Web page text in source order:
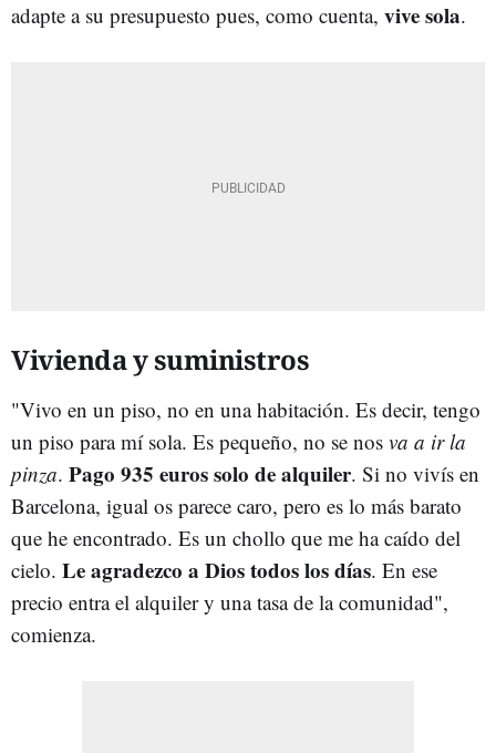
adapte a su presupuesto pues, como cuenta, vive sola.
Vivienda y suministros
"Vivo en un piso, no en una habitación. Es decir, tengo
un piso para mí sola. Es pequeño, no se nos va a ir la
pinza. Pago 935 euros solo de alquiler. Si no vivís en
Barcelona, igual os parece caro, pero es lo más barato
que he encontrado. Es un chollo que me ha caído del
cielo. Le agradezco a Dios todos los días. En ese
precio entra el alquiler y una tasa de la comunidad",
comienza.